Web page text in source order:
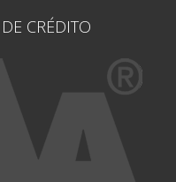
CRÉDITO